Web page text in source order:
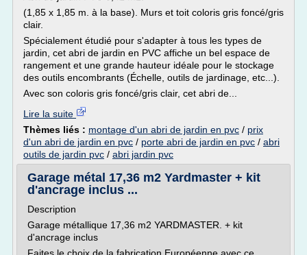
(1,85 x 1,85 m. à la base). Murs et toit coloris gris foncé/gris
clair.
Spécialement étudié pour s'adapter à tous les types de
jardin, cet abri de jardin en PVC affiche un bel espace de
rangement et une grande hauteur idéale pour le stockage
des outils encombrants (Échelle, outils de jardinage, etc...).
Avec son coloris gris foncé/gris clair, cet abri de...
Lire la suite
Thèmes liés : montage d'un abri de jardin en pvc / prix
d'un abri de jardin en pvc / porte abri de jardin en pvc / abri
outils de jardin pvc / abri jardin pvc
Garage métal 17,36 m2 Yardmaster + kit
d'ancrage inclus ...
Description
Garage métallique 17,36 m2 YARDMASTER. + kit
d'ancrage inclus